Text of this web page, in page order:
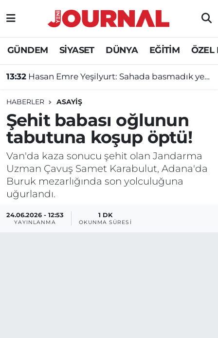
GÜNDEM SİYASET DÜNYA EĞİTİM ÖZEL
13:32 Hasan Emre Yeşilyurt: Sahada basmadık yer bırakmayacağım!
HABERLER ASAYİŞ
Şehit babası oğlunun
tabutuna koşup öptü!
Van'da kaza sonucu şehit olan Jandarma
Uzman Çavuş Samet Karabulut, Adana'da
Buruk mezarlığında son yolculuğuna
uğurlandı.
24.06.2026 - 12:53
YAYINLANMA
1 DK
OKUNMA SÜRESI
GÜNDEM
SİYASET
DÜNYA
EĞİTİM
ÖZEL HABER
Nöbetçi Eczaneler
Hava Durumu
Süper Lig Puan Durumu ve Fikstür
Tüm Manşetler
Son Dakika Haberleri
Haber Arşivi